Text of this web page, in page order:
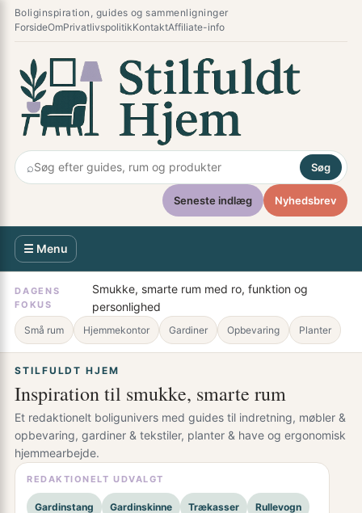
Spring
Boliginspiration, guides og sammenligninger
ForsideOmPrivatlivspolitikKontaktAffiliate-info
⌕ Søg
Seneste indlæg Nyhedsbrev
☰ Menu
DAGENS
FOKUS
Smukke, smarte rum med ro, funktion og
personlighed
Små rum Hjemmekontor Gardiner Opbevaring Planter
STILFULDT HJEM
Inspiration til smukke, smarte rum
Et redaktionelt boligunivers med guides til indretning, møbler &
opbevaring, gardiner & tekstiler, planter & have og ergonomisk
hjemmearbejde.
REDAKTIONELT UDVALGT
Gardinstang Gardinskinne Trækasser Rullevogn